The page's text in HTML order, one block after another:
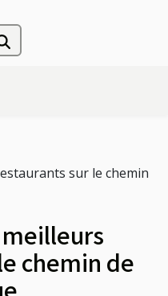
sur le chemin
chemin de